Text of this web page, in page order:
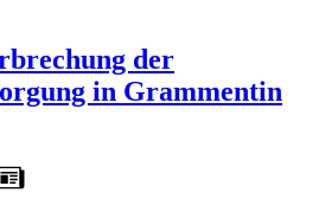
der
in Grammentin